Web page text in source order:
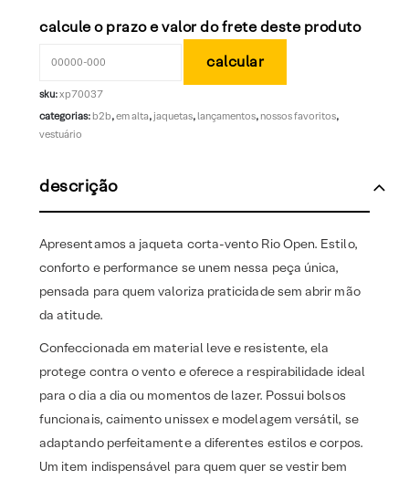
calcule o prazo e valor do frete deste produto
sku:xp70037
categorias: b2b,em alta,jaquetas, lançamentos, nossos favoritos,
vestuário
descrição
Apresentamos a jaqueta corta-vento Rio Open. Estilo,
conforto e performance se unem nessa peça única,
pensada para quem valoriza praticidade sem abrir mão
da atitude.
Confeccionada em material leve e resistente, ela
protege contra o vento e oferece a respirabilidade ideal
para o dia a dia ou momentos de lazer. Possui bolsos
funcionais, caimento unissex e modelagem versátil, se
adaptando perfeitamente a diferentes estilos e corpos.
Um item indispensável para quem quer se vestir bem